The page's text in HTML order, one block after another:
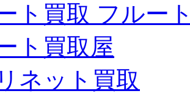
ト買取 フルー
ト買取屋
ネット買取